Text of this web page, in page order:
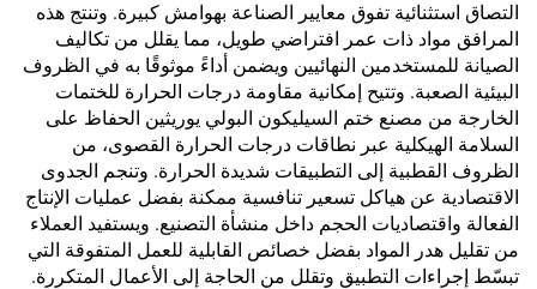
التصاق استثنائية تفوق معايير الصناعة بهوامش كبيرة. وتنتج هذه
المرافق مواد ذات عمر افتراضي طويل، مما يقلل من تكاليف
الصيانة للمستخدمين النهائيين ويضمن أداءً موثوقًا به في الظروف
البيئية الصعبة. وتتيح إمكانية مقاومة درجات الحرارة للختمات
الخارجة من مصنع ختم السيليكون البولي يوريثين الحفاظ على
السلامة الهيكلية عبر نطاقات درجات الحرارة القصوى، من
الظروف القطبية إلى التطبيقات شديدة الحرارة. وتنجم الجدوى
الاقتصادية عن هياكل تسعير تنافسية ممكنة بفضل عمليات الإنتاج
الفعالة واقتصاديات الحجم داخل منشأة التصنيع. ويستفيد العملاء
من تقليل هدر المواد بفضل خصائص القابلية للعمل المتفوقة التي
تبسّط إجراءات التطبيق وتقلل من الحاجة إلى الأعمال المتكررة.